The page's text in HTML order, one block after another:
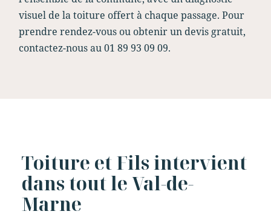
visuel de la toiture offert à chaque passage. Pour
prendre rendez-vous ou obtenir un devis gratuit,
contactez-nous au 01 89 93 09 09.
Toiture et Fils intervient
dans tout le Val-de-
Marne